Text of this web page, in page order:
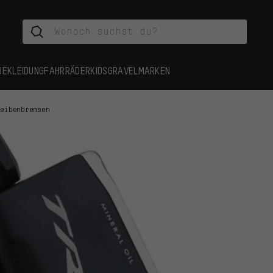
FAHRRÄDERKIDSGRAVEL MARKEN